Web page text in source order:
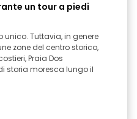
un tour a piedi
unico. Tuttavia, in genere
zone del centro storico,
Praia Dos
storia moresca lungo il